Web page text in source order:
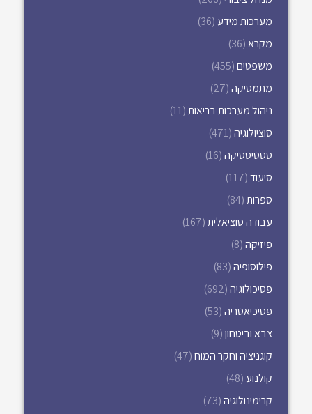
מערכות מידע (36)
מקרא(36)
משפטים(455)
מתמטיקה(27)
ניהול מערכות בריאות(11)
סוציולוגיה(471)
סטטיסטיקה(16)
סיעוד(117)
ספרות(84)
עבודה סוציאלית(167)
פיזיקה(8)
פילוסופיה(83)
פסיכולוגיה(692)
פסיכיאטריה(53)
צבא וביטחון(9)
קוגניציה וחקר המוח(47)
קולנוע (48)
קרימינולוגיה(73)